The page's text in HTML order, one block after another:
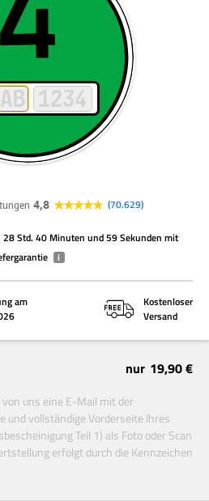
4,8 70.629
28 Std. 40 Minuten und 59 Sekunden mit
i
am
Kostenloser
Versand
nur 19,90 €
uns eine E-Mail mit der
und vollständige Vorderseite Ihres
Teil 1) als Foto oder Scan
erfolgt durch die Kennzeichen